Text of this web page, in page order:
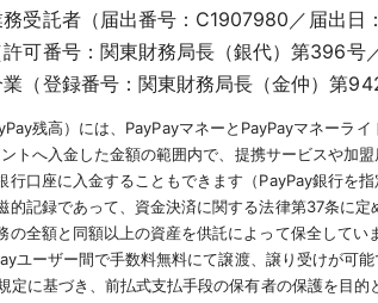
務受託者（届出番号：C1907980／届出日
許可番号：関東財務局長（銀代）第396号
業（登録番号：関東財務局長（金仲）第
残高）には、PayPayマネーとPayPayマネーラ
トへ入金した金額の範囲内で、提携サービスや加
行口座に入金することもできます（PayPay銀行を
的記録であって、資金決済に関する法律第37条に
の全額と同額以上の資産を供託によって保全して
ユーザー間で手数料無料にて譲渡、譲り受けが可
定に基づき、前払式支払手段の保有者の保護を目